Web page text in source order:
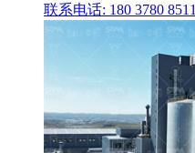
联系电话: 180 3780 8511